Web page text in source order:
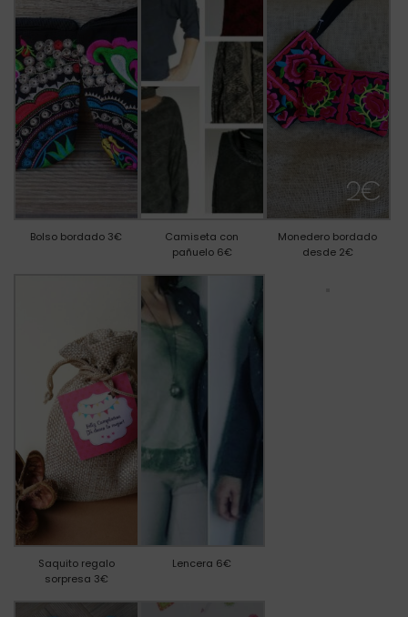
Bolso bordado 3€
Camiseta con
pañuelo 6€
Monedero bordado
desde 2€
Saquito regalo
sorpresa 3€
Lencera 6€